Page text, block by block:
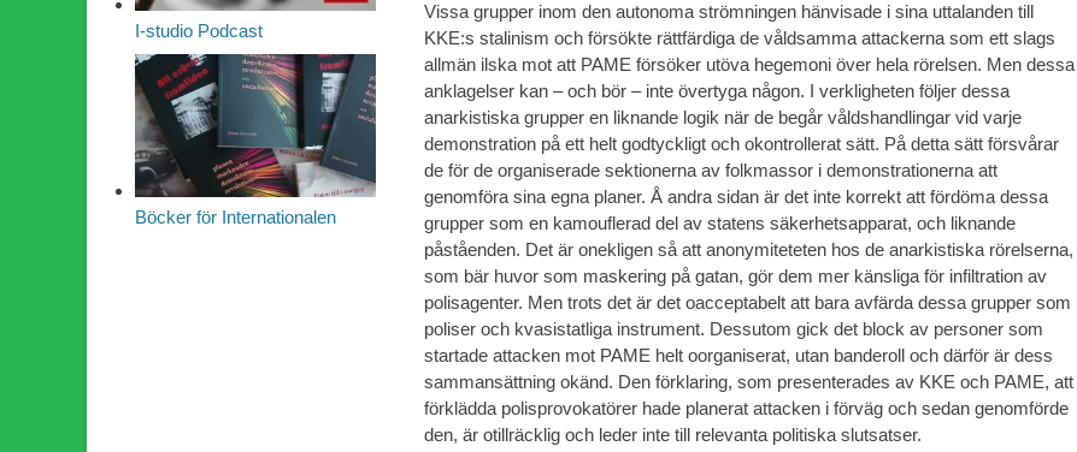
Vissa grupper inom den autonoma strömningen hänvisade i sina uttalanden till
KKE:s stalinism och försökte rättfärdiga de våldsamma attackerna som ett slags
allmän ilska mot att PAME försöker utöva hegemoni över hela rörelsen. Men dessa
anklagelser kan – och bör – inte övertyga någon. I verkligheten följer dessa
anarkistiska grupper en liknande logik när de begår våldshandlingar vid varje
demonstration på ett helt godtyckligt och okontrollerat sätt. På detta sätt försvårar
de för de organiserade sektionerna av folkmassor i demonstrationerna att
genomföra sina egna planer. Å andra sidan är det inte korrekt att fördöma dessa
grupper som en kamouflerad del av statens säkerhetsapparat, och liknande
påståenden. Det är onekligen så att anonymiteteten hos de anarkistiska rörelserna,
som bär huvor som maskering på gatan, gör dem mer känsliga för infiltration av
polisagenter. Men trots det är det oacceptabelt att bara avfärda dessa grupper som
poliser och kvasistatliga instrument. Dessutom gick det block av personer som
startade attacken mot PAME helt oorganiserat, utan banderoll och därför är dess
sammansättning okänd. Den förklaring, som presenterades av KKE och PAME, att
förklädda polisprovokatörer hade planerat attacken i förväg och sedan genomförde
den, är otillräcklig och leder inte till relevanta politiska slutsatser.
I-studio Podcast
Böcker för Internationalen